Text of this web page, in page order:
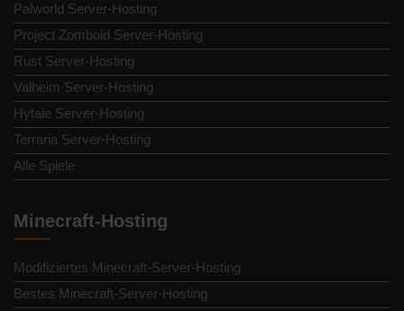
Palworld Server-Hosting
Project Zomboid Server-Hosting
Rust Server-Hosting
Valheim Server-Hosting
Hytale Server-Hosting
Terraria Server-Hosting
Alle Spiele
Minecraft-Hosting
Modifiziertes Minecraft-Server-Hosting
Bestes Minecraft-Server-Hosting